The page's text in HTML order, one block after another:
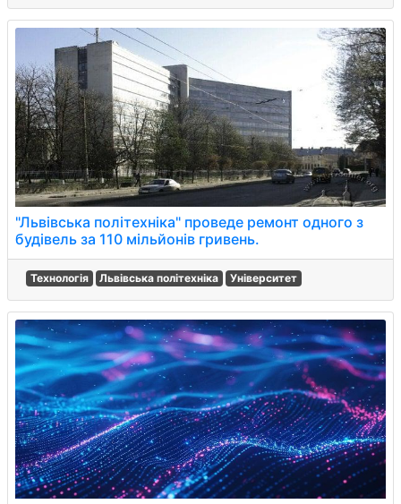
"Львівська політехніка" проведе ремонт одного з
будівель за 110 мільйонів гривень.
Технологія Львівська політехніка Університет